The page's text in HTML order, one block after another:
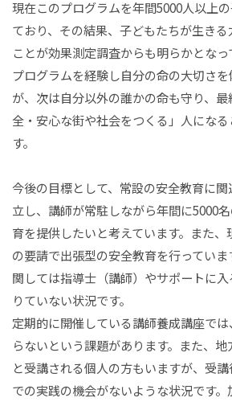
現在このプログラムを年間5000人以上
ており、その結果、子どもたちが生き
ことが効果測定調査からも明らかとなっ
プログラムを経験し自分の命の大切さ
が、次は自分以外の誰かの命も守り、
全・安心な街や社会をつくる」人にな
す。
今後の目標として、常設の安全教育に
立し、講師が常駐しながら年間に5000
育を提供したいと考えています。また
の要請で出張型の安全教育を行ってい
関しては指導士（講師）やサポートに
りていない状況です。
定期的に開催している講師養成講座で
らないという課題があります。また、
と受講される個人の方もいますが、受
での実践の機会がないような状況です